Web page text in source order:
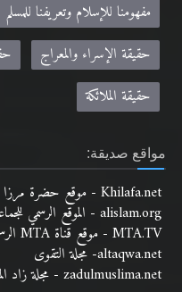
مفهومنا للإسلام وتعريفنا للمسلم
حقيقة الإسراء والمعراج
حقيقة الملائكة
مواقع صديقة:
Khilafa.net - موقع حضرة مرزا مسرور أحمد نصره الله
alislam.org - الموقع الرسمي للجماعة الإسلامية الأحمدية باللغة الانجليزية
MTA.TV - موقع قناة MTA الرسمي
altaqwa.net- مجلة التقوى
zadulmuslima.net - مجلة زاد المسلمة